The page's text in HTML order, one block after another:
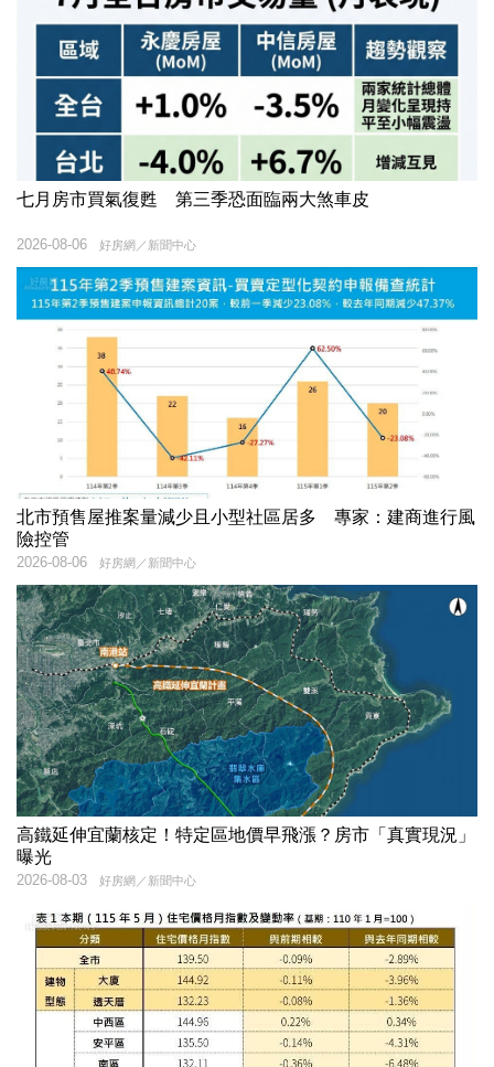
七月房市買氣復甦 第三季恐面臨兩大煞車皮
好房網／新聞中心
2026-08-06
北市預售屋推案量減少且小型社區居多 專家：建商進行風
險控管
好房網／新聞中心
2026-08-06
高鐵延伸宜蘭核定！特定區地價早飛漲？房市「真實現況」
曝光
好房網／新聞中心
2026-08-03